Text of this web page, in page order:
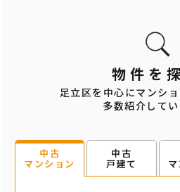
物件を
足立区を中心にマンシ
多数紹介してい
中古
マンション
中古
戸建て